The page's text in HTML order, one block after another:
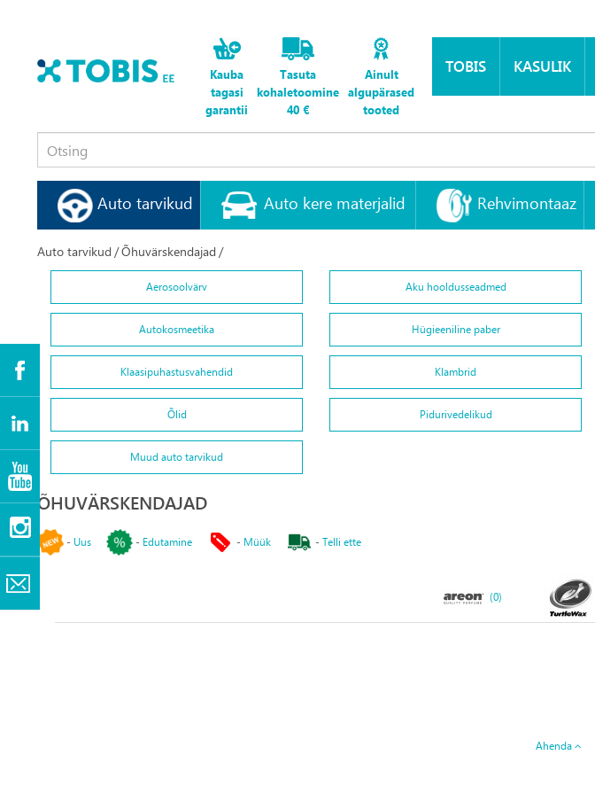
Kauba
tagasi
garantii
Tasuta
kohaletoomine
40 €
Ainult
algupärased
tooted
TOBIS KASULIK
Auto tarvikud Auto kere materjalid Rehvimontaaz
Auto tarvikud /Õhuvärskendajad /
Aerosoolvärv Aku hooldusseadmed
Autokosmeetika Hügieeniline paber
Klaasipuhastusvahendid Klambrid
Õlid Pidurivedelikud
Muud auto tarvikud
ÕHUVÄRSKENDAJAD
- Uus - Edutamine - Müük - Telli ette
(0)
Ahenda